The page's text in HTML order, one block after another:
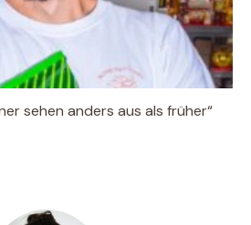
sehen anders aus als früher“